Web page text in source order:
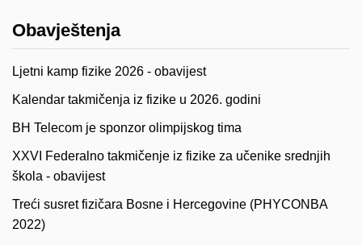
Obavještenja
Ljetni kamp fizike 2026 - obavijest
Kalendar takmičenja iz fizike u 2026. godini
BH Telecom je sponzor olimpijskog tima
XXVI Federalno takmičenje iz fizike za učenike srednjih
škola - obavijest
Treći susret fizičara Bosne i Hercegovine (PHYCONBA
2022)